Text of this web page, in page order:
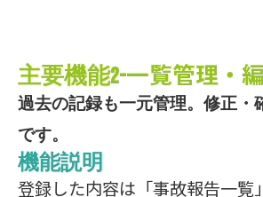
主要機能2-一覧管理・
過去の記録も一元管理。修正・
です。
機能説明
登録した内容は「事故報告一覧